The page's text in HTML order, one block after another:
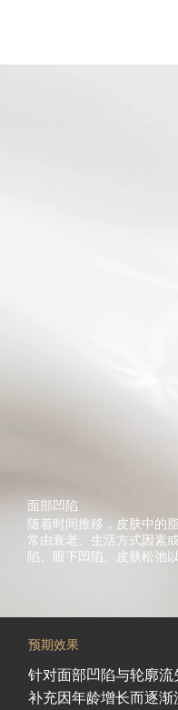
面部凹陷
随着时间推移，皮肤中的
常由衰老、生活方式因素
陷、眼下凹陷、皮肤松弛
预期效果
针对面部凹陷与轮廓
补充因年龄增长而逐